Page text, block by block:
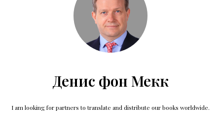
Денис фон Мекк
I am looking for partners to translate and distribute our books worldwide.